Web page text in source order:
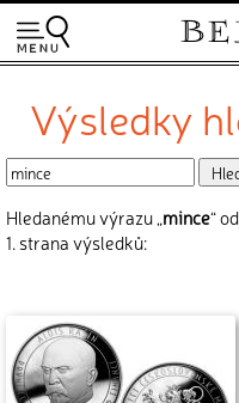
Výsledky
Hledanému výrazu „mince“
1. strana výsledků: